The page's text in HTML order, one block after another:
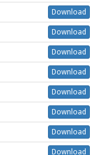
Download
Download
Download
Download
Download
Download
Download
Download